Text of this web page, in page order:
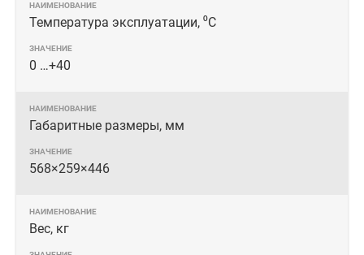
Температура эксплуатации, ⁰С
0 …+40
Габаритные размеры, мм
568×259×446
Вес, кг